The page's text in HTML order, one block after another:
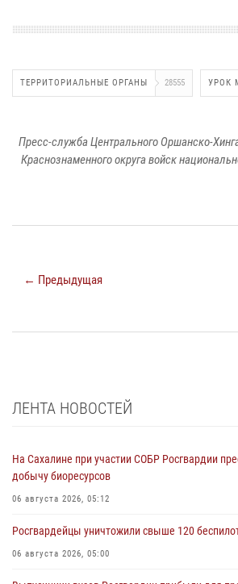
ТЕРРИТОРИАЛЬНЫЕ ОРГАНЫ 28555 УРОК
Пресс-служба Центрального Оршанско-
Краснознаменного округа войск
← Предыдущая
ЛЕНТА НОВОСТЕЙ
На Сахалине при участии СОБР Росгвардии
добычу биоресурсов
06 августа 2026, 05:12
Росгвардейцы уничтожили свыше 120
06 августа 2026, 05:00